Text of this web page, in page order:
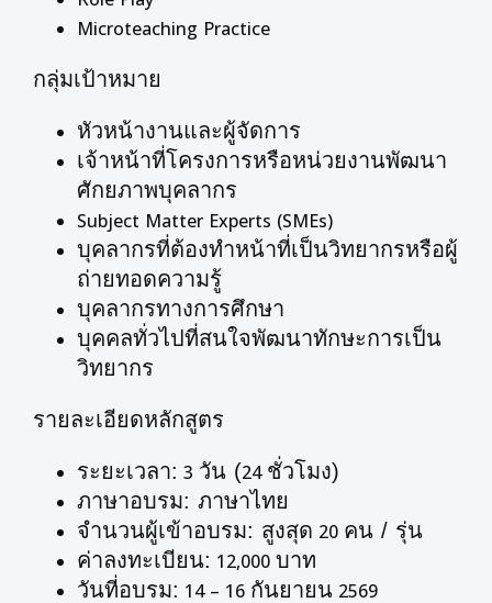
Microteaching Practice
กลุ่มเป้าหมาย
หัวหน้างานและผู้จัดการ
เจ้าหน้าที่โครงการหรือหน่วยงานพัฒนา
ศักยภาพบุคลากร
Subject Matter Experts (SMEs)
บุคลากรที่ต้องทำหน้าที่เป็นวิทยากรหรือผู้
ถ่ายทอดความรู้
บุคลากรทางการศึกษา
บุคคลทั่วไปที่สนใจพัฒนาทักษะการเป็น
วิทยากร
รายละเอียดหลักสูตร
ระยะเวลา: 3 วัน (24 ชั่วโมง)
ภาษาอบรม: ภาษาไทย
จำนวนผู้เข้าอบรม: สูงสุด 20 คน / รุ่น
ค่าลงทะเบียน: 12,000 บาท
วันที่อบรม: 14 – 16 กันยายน 2569